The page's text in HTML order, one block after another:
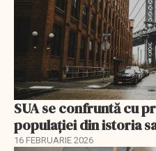
SUA se confruntă cu
populației din istoria
16 FEBRUARIE 2026